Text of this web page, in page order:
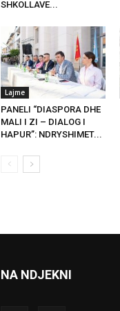
SHKOLLAVE...
Lajme
PANELI “DIASPORA DHE
MALI I ZI – DIALOG I
HAPUR”: NDRYSHIMET...
NA NDJEKNI